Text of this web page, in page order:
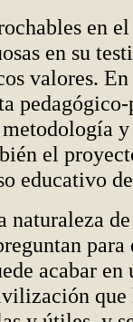
en
en su
valores. En
el
educativo
naturaleza
para
acabar en
que